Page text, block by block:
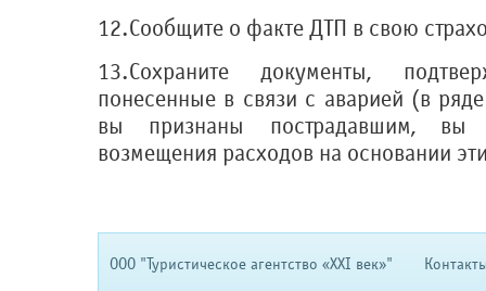
12.Сообщите о факте ДТП в свою
13.Сохраните документы,
понесенные в связи с аварией (в
вы признаны пострадавшим, вы
возмещения расходов на основании
OOO "Туристическое агентство «XXI век»"